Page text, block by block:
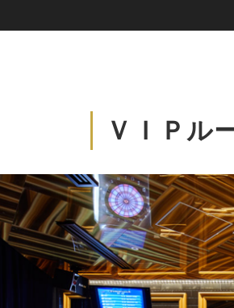
ＶＩＰル